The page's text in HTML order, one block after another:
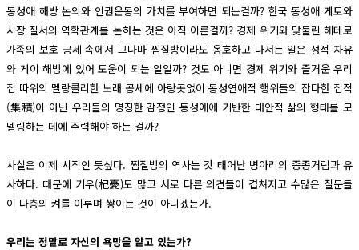
동성애 해방 논의와 인권운동의 가치를 부여하면 되는걸까? 한국 동성애 게토와
시장 질서의 역학관계를 논하는 것은 아직 이른걸까? 경제 위기와 맞물린 헤테로
가족의 보호 공세 속에서 그나마 찜질방이라도 옹호하고 나서는 일은 성적 자유
와 게이 해방에 있어 도움이 되는 일일까? 것도 아니면 경제 위기와 즐거운 우리
집 따위의 멜랑콜리한 노래 공세에 아랑곳없이 동성연애적 행위들의 잡다한 집적
(集積)이 아닌 우리들의 명징한 감정인 동성애에 기반한 대안적 삶의 형태를 모
델링하는 데에 주력해야 하는 걸까?
사실은 이제 시작인 듯싶다. 찜질방의 역사는 갓 태어난 병아리의 종종거림과 유
사하다. 때문에 기우(杞憂)도 많고 서로 다른 의견들이 겹쳐지고 수많은 질문들
이 다층의 켜를 이루며 쌓이는 것이 아니겠는가.
우리는 정말로 자신의 욕망을 알고 있는가?